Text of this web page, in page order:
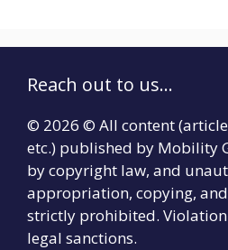
Reach out to us...
© 2026 © All content
etc.) published by Mobility
by copyright law, and
appropriation, copying,
strictly prohibited.
legal sanctions.